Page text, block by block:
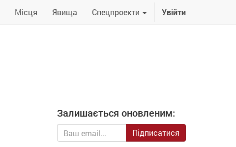
Місця Явища Спецпроекти Увійти
Залишається оновленим:
Підписатися